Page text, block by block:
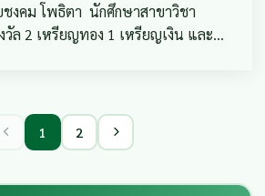
งคม โพธิตา นักศึกษาสาขาวิชา
วัล 2 เหรียญทอง 1 เหรียญเงิน และ…
1 2